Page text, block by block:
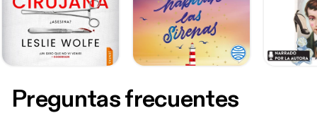
Preguntas frecuentes